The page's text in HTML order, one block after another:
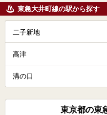
東急大井町線の駅から探す
二子新地
高津
溝の口
東京都の東